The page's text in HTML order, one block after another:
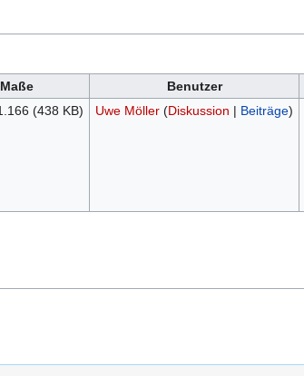
Maße Benutzer
(438 KB) Uwe Möller (Diskussion | Beiträge)